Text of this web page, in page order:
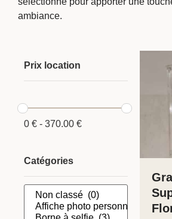
ambiance.
Prix location
0 € - 370.00 €
Catégories